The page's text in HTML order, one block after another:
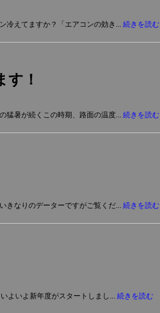
冷えてますか？「エアコンの効き...続きを読む
！
猛暑が続くこの時期、路面の温度...続きを読む
きなりのデーターですがご覧くだ...続きを読む
よいよ新年度がスタートしまし...続きを読む